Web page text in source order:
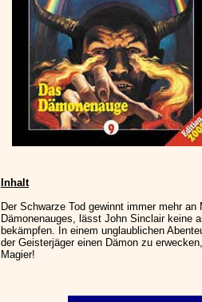
Inhalt
Der Schwarze Tod gewinnt immer mehr
Dämonenauges, lässt John Sinclair keine
bekämpfen. In einem unglaublichen
der Geisterjäger einen Dämon zu
Magier!